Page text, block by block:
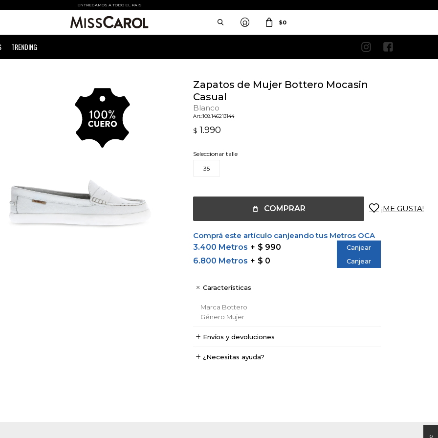
ENTREGAMOS A TODO EL PAIS
TRENDING
$0
 
Zapatos de Mujer Bottero Mocasin
Casual
Blanco
108.146213144
$ 1.990
Seleccionar talle
35
COMPRAR
Comprá este artículo canjeando tus Metros OCA
3.400 Metros
$ 990 Canjear
6.800 Metros $ 0 Canjear
Características
Marca Bottero
Género Mujer
Envíos y devoluciones
¿Necesitas ayuda?